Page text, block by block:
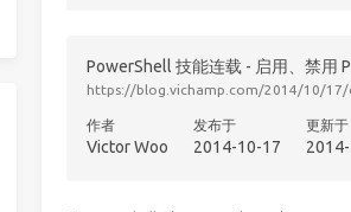
PowerShell 技能连载 - 启用、禁用
https://blog.vichamp.com/2014/10/
作者
Victor Woo
发布于
2014-10-17
更新于